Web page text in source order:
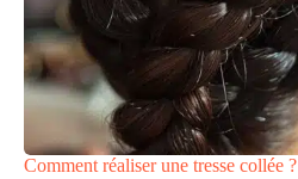
Comment réaliser une tresse collée ?